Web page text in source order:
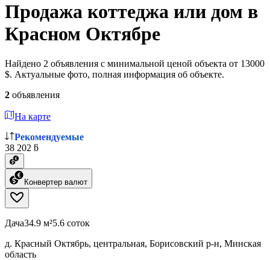
Продажа коттеджа или дом в
Красном Октябре
Найдено 2 объявления с минимальной ценой объекта от 13000
$. Актуальные фото, полная информация об объекте.
2 объявления
На карте
Рекомендуемые
38 202 ƃ
Конвертер валют
Дача34.9 м²5.6 соток
д. Красный Октябрь, центральная, Борисовский р-н, Минская
область